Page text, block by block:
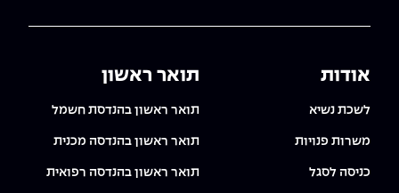
אודות
לשכת נשיא
משרות פנויות
כניסה לסגל
תואר ראשון
תואר ראשון בהנדסת חשמל
תואר ראשון בהנדסה מכנית
תואר ראשון בהנדסה רפואית